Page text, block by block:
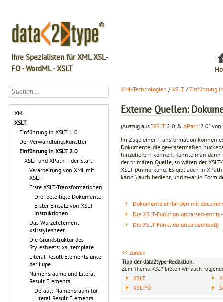
Ihre Spezialisten für XML XSL-
FO - WordML - XSLT
XML
XSLT
Einführung in XSLT 1.0
Der Verwandlungskünstler
Einführung in XSLT 2.0
XSLT und XPath – der Start
Verarbeitung von XML mit
XSLT
Erste XSLT-Transformationen
Drei beteiligte Dokumente
Erster Einsatz von XSLT-
Instruktionen
Das Wurzelelement
xsl:stylesheet
Die Grundstruktur des
Stylesheets: xsl:template
Literal Result Elements unter
der Lupe
Namensräume und Literal
Result Elements
Default-Namensraum für
Literal Result Elements
XML-Technologien /XSLT / Einführung
Externe Quellen:
(Auszug aus "XSLT 2.0 & XPath 2.0" von
Im Zuge einer Transformation können
Dokumente, die gewissermaßen
hinzuliefern können. Könnte man
der primären Quelle, so wären der
XSLT (Anmerkung: Es gibt auch in
kann.) auch bedient, und zwar in Form
Dokumente einbinden mit
Die XSLT-Funktion unparsed-
Die XSLT-Funktion unparsed-text()
<< zurück
Tipp der data2type-Redaktion:
Zum Thema XSLTbieten wir auch
XSLT
XSL-FO